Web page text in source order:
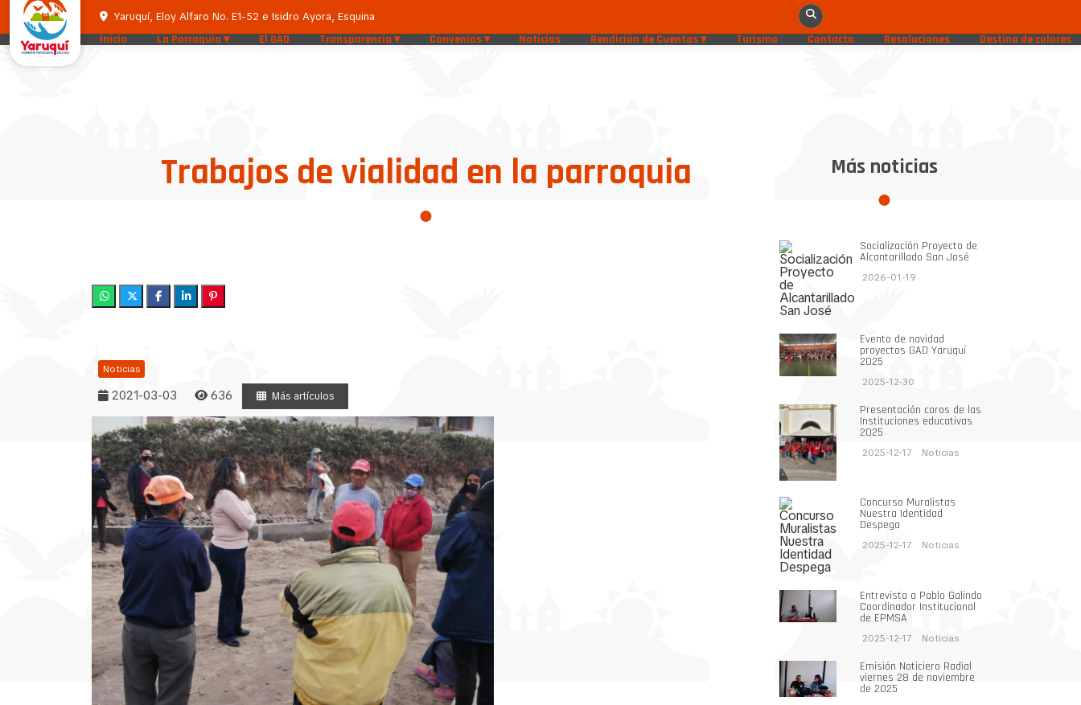
Yaruquí, Eloy Alfaro No. E1-52 e Isidro Ayora, Esquina
Inicio La Parroquia El GAD Transparencia Convenios Noticias Rendición de Cuentas Turismo Contacto Resoluciones Destino de colores
Trabajos de vialidad en la parroquia
Noticias
2021-03-03 636 Más artículos
Más noticias
Socialización Proyecto de
Alcantarillado San José
2026-01-19
Evento de navidad
proyectos GAD Yaruquí
2025
2025-12-30
Presentación coros de las
Instituciones educativas
2025
2025-12-17 Noticias
Concurso Muralistas
Nuestra Identidad
Despega
2025-12-17 Noticias
Entrevista a Pablo Galindo
Coordinador Institucional
de EPMSA
2025-12-17 Noticias
Emisión Noticiero Radial
viernes 28 de noviembre
de 2025